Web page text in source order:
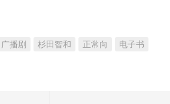
广播剧 杉田智和 正常向 电子书